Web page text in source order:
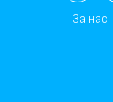
За нас